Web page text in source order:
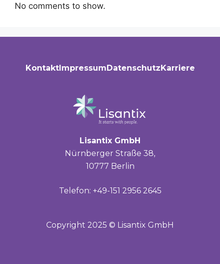
No comments to show.
KontaktImpressumDatenschutzKarriere
Lisantix GmbH
Nürnberger Straße 38,
10777 Berlin
Telefon: +49-151 2956 2645
Copyright 2025 © Lisantix GmbH